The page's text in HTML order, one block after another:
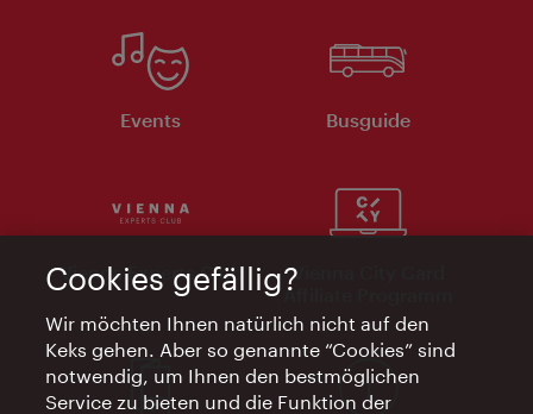
Events Busguide
Vienna Experts Club
Vienna City Card
Affiliate Programm
Cookies gefällig?
Wir möchten Ihnen natürlich nicht auf den
Keks gehen. Aber so genannte “Cookies” sind
notwendig, um Ihnen den bestmöglichen
Service zu bieten und die Funktion der